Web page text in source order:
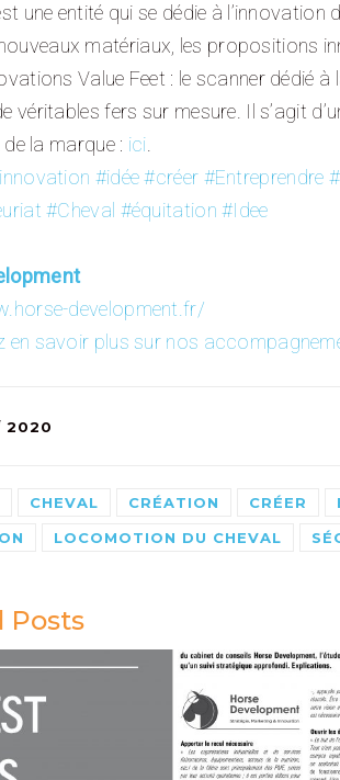
une entité qui se dédie à
matériaux, les propositions
Value Feet : le scanner dédié
véritables fers sur mesure. Il s’agit
la marque : ici.
#idée #créer #Entreprendre
#Cheval #équitation #Idee
development.fr/
en savoir plus sur nos
2020
CHEVAL CRÉATION CRÉER
LOCOMOTION DU CHEVAL
Posts